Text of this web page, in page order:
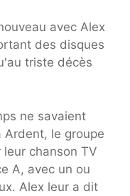
avec Alex
des disques
triste décès
ne savaient
le groupe
chanson TV
A, avec un ou
Alex leur a dit